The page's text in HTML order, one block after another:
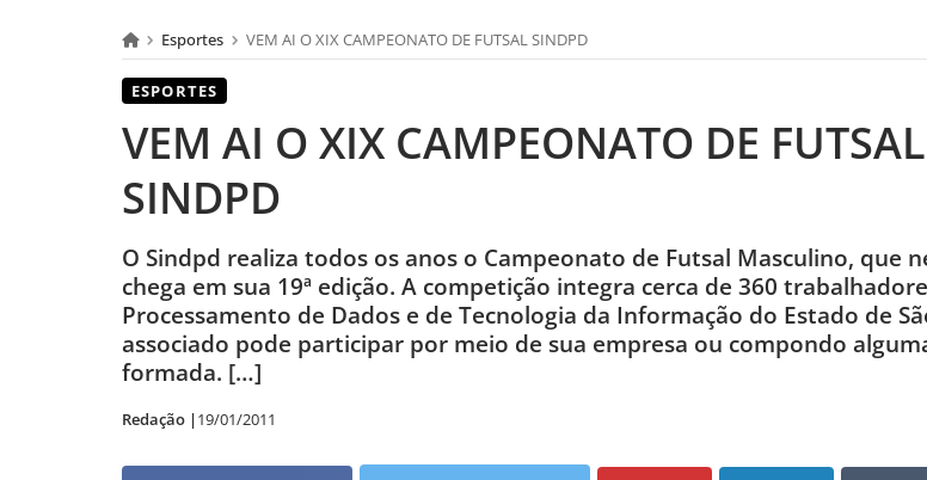
Esportes VEM AI O XIX CAMPEONATO DE FUTSAL SINDPD
ESPORTES
VEM AI O XIX CAMPEONATO DE FUTSAL
SINDPD
O Sindpd realiza todos os anos o Campeonato de Futsal Masculino, que
chega em sua 19ª edição. A competição integra cerca de 360
Processamento de Dados e de Tecnologia da Informação do Estado de
associado pode participar por meio de sua empresa ou compondo
formada. […]
Redação |19/01/2011